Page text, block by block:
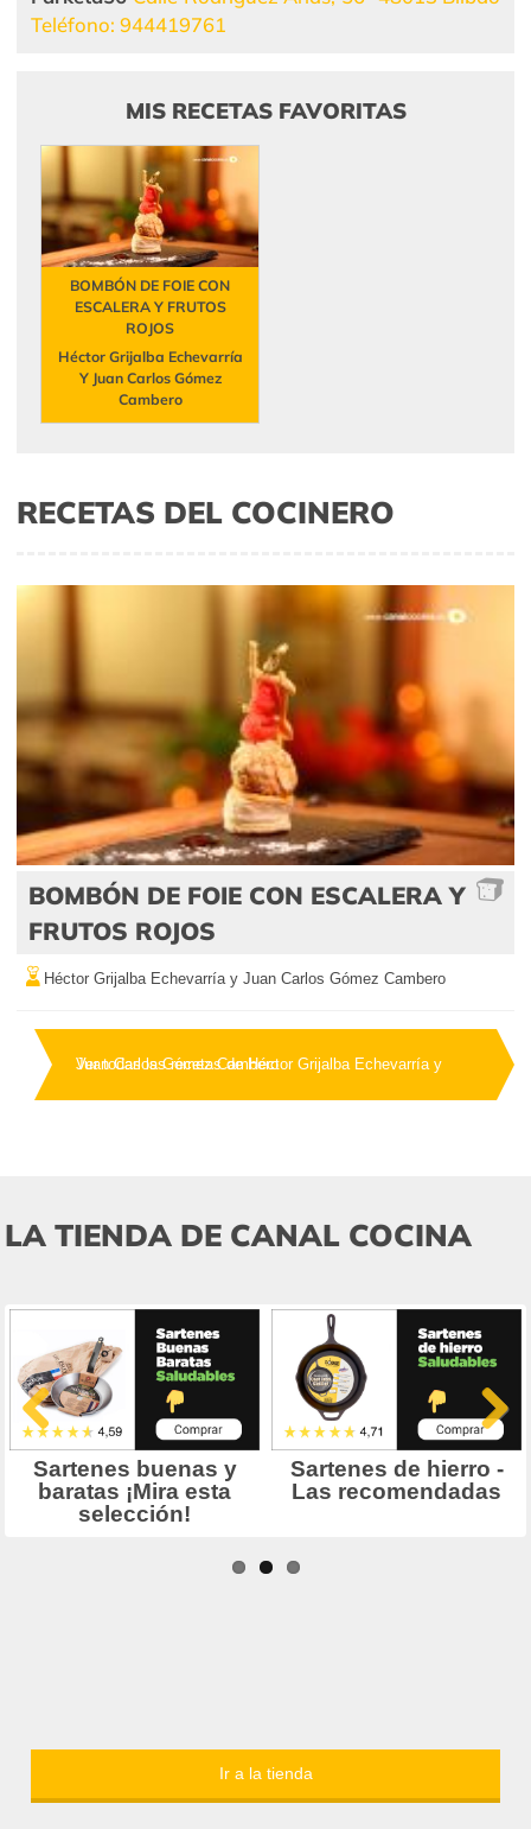
Teléfono: 944419761
MIS RECETAS FAVORITAS
BOMBÓN DE FOIE CON
ESCALERA Y FRUTOS
ROJOS
Héctor Grijalba Echevarría
Y Juan Carlos Gómez
Cambero
RECETAS DEL COCINERO
BOMBÓN DE FOIE CON ESCALERA Y
FRUTOS ROJOS
Héctor Grijalba Echevarría y Juan Carlos Gómez Cambero
Ver todas las recetas de Héctor Grijalba Echevarría y Juan Carlos Gómez Cambero
LA TIENDA DE CANAL COCINA
Ir a la tienda